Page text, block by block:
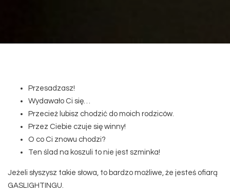
Przesadzasz!
Wydawało Ci się…
Przecież lubisz chodzić do moich rodziców.
Przez Ciebie czuje się winny!
O co Ci znowu chodzi?
Ten ślad na koszuli to nie jest szminka!
Jeżeli słyszysz takie słowa, to bardzo możliwe, że jesteś ofiarą
GASLIGHTINGU.